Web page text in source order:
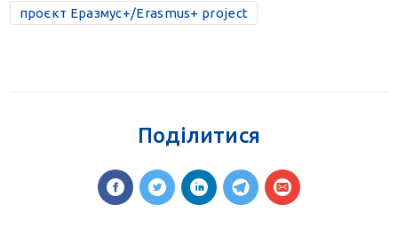
проєкт Еразмус+/Erasmus+ project
Поділитися